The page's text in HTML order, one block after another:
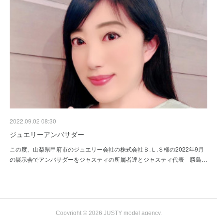
2022.09.02 08:30
ジュエリーアンバサダー
この度、山梨県甲府市のジュエリー会社の株式会社Ｂ.Ｌ.Ｓ様の2022年9月
の展示会でアンバサダーをジャスティの所属者達とジャスティ代表 勝島…
Copyright © 2026 JUSTY model agency.